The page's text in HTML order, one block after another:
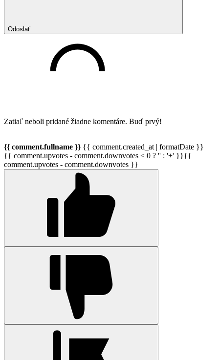
Odoslať
Zatiaľ neboli pridané žiadne komentáre. Buď prvý!
{{ comment.fullname }} {{ comment.created_at | formatDate }}
{{ comment.upvotes - comment.downvotes < 0 ? '' : '+' }}{{
comment.upvotes - comment.downvotes }}